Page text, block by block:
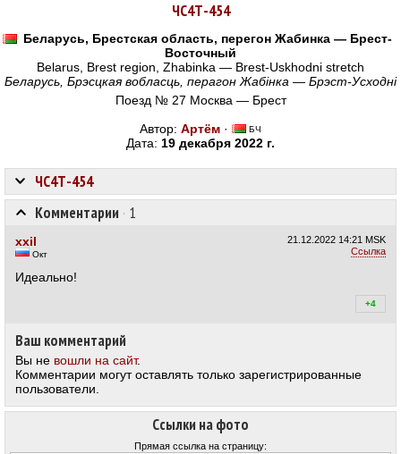
ЧС4Т-454
Беларусь, Брестская область, перегон Жабинка — Брест-
Восточный
Belarus, Brest region, Zhabinka — Brest-Uskhodni stretch
Беларусь, Брэсцкая вобласць, перагон Жабінка — Брэст-Усходні
Поезд № 27 Москва — Брест
Автор: Артём · БЧ
Дата: 19 декабря 2022 г.
Ссылки на фото
Прямая ссылка на страницу:
ЧС4Т-454
Комментарии · 1
21.12.2022 14:21 MSK
Ссылка
xxil
Окт
Идеально!
+4
Ваш комментарий
Вы не вошли на сайт.
Комментарии могут оставлять только зарегистрированные
пользователи.